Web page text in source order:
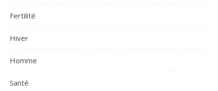
Fertilité
Hiver
Homme
Santé